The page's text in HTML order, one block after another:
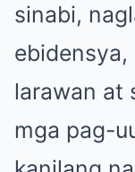
sinabi,
ebidensya,
larawan at
mga pag-